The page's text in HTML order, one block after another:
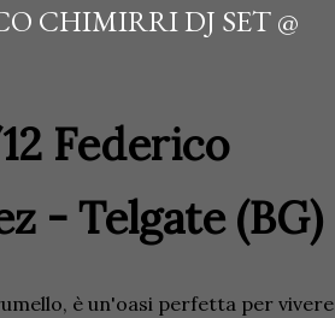
CHIMIRRI DJ SET @
Federico
- Telgate (BG)
è un'oasi perfetta per vivere